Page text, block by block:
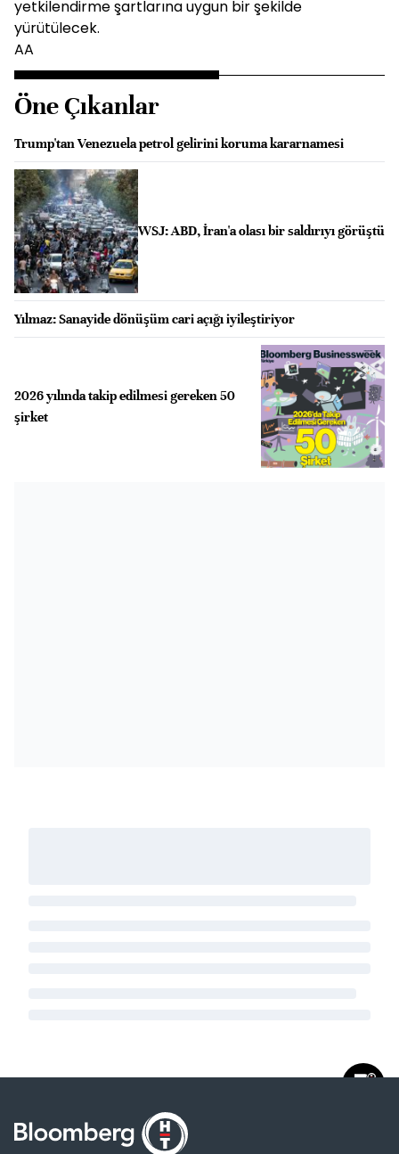
yetkilendirme şartlarına uygun bir şekilde
yürütülecek.
AA
Öne Çıkanlar
Trump'tan Venezuela petrol gelirini koruma kararnamesi
WSJ: ABD, İran'a olası bir saldırıyı görüştü
Yılmaz: Sanayide dönüşüm cari açığı iyileştiriyor
2026 yılında takip edilmesi gereken 50
şirket